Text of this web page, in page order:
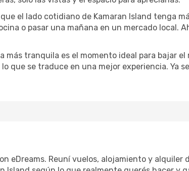
el lado cotidiano de Kamaran Island tenga
o pasar una mañana en un mercado local.
más tranquila es el momento ideal para bajar
que se traduce en una mejor experiencia. Ya
eDreams. Reuní vuelos, alojamiento y